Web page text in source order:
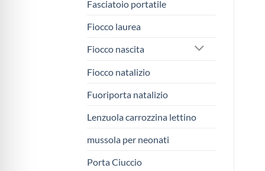
Fasciatoio portatile
Fiocco laurea
Fiocco nascita
Fiocco natalizio
Fuoriporta natalizio
Lenzuola carrozzina lettino
mussola per neonati
Porta Ciuccio